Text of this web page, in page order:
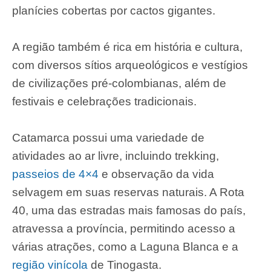
planícies cobertas por cactos gigantes.
A região também é rica em história e cultura,
com diversos sítios arqueológicos e vestígios
de civilizações pré-colombianas, além de
festivais e celebrações tradicionais.
Catamarca possui uma variedade de
atividades ao ar livre, incluindo trekking,
passeios de 4×4 e observação da vida
selvagem em suas reservas naturais. A Rota
40, uma das estradas mais famosas do país,
atravessa a província, permitindo acesso a
várias atrações, como a Laguna Blanca e a
região vinícola de Tinogasta.